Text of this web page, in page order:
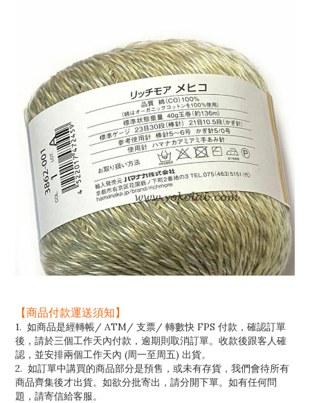
【商品付款運送須知】
1. 如商品是經轉帳/ ATM/ 支票/ 轉數快 FPS 付款，確認訂單
後，請於三個工作天內付款，逾期則取消訂單。收款後跟客人確
認，並安排兩個工作天內 (周一至周五) 出貨。
2. 如訂單中講買的商品部分是預售，或未有存貨，我們會待所有
商品齊集後才出貨。如欲分批寄出，請分開下單。如有任何問
題，請寄信給客服。